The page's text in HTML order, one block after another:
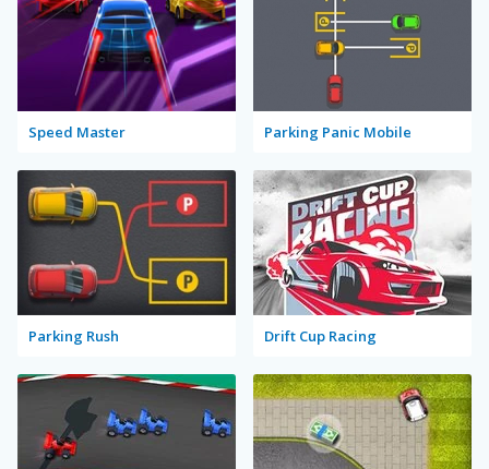
Speed Master Parking Panic Mobile
Parking Rush Drift Cup Racing